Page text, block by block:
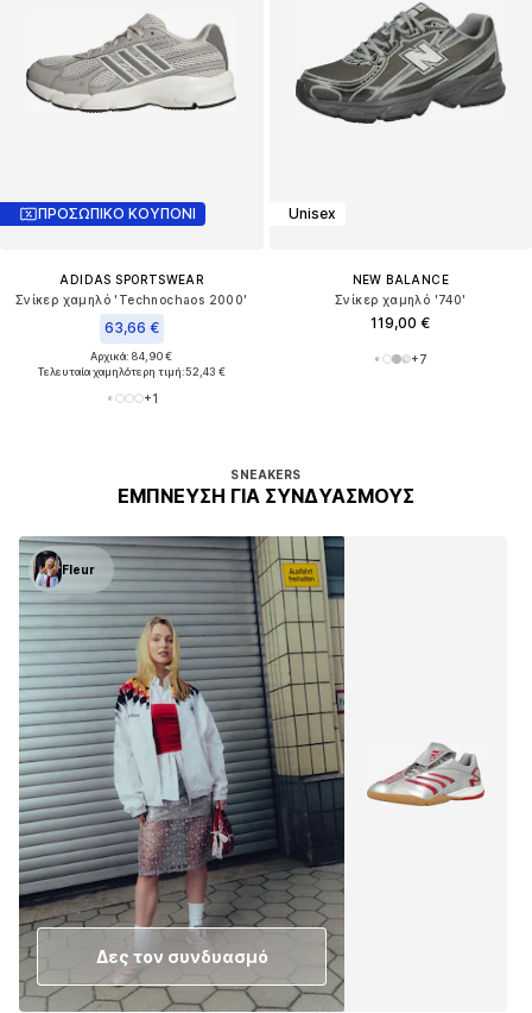
ΠΡΟΣΩΠΙΚΟ ΚΟΥΠΟΝΙ
ADIDAS SPORTSWEAR
Σνίκερ χαμηλό 'Technochaos 2000'
63,66 €
Αρχικά: 84,90 €
Τελευταία χαμηλότερη τιμή:52,43 €
+1
SNEAKERS
ΈΜΠΝΕΥΣΗ ΓΙΑ ΣΥΝΔΥΑΣΜΟΎΣ
Fleur
Δες τον συνδυασμό
Unisex
NEW BALANCE
Σνίκερ χαμηλό '740'
119,00 €
+7